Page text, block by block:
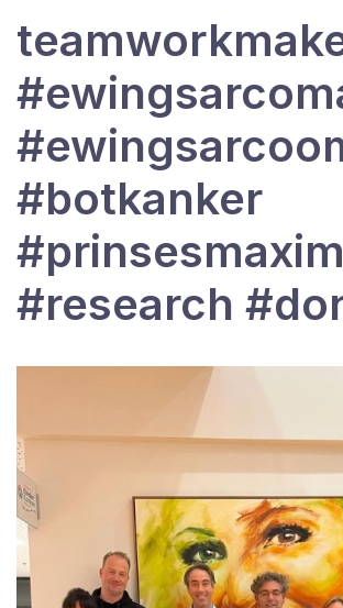
#botkanker
#research